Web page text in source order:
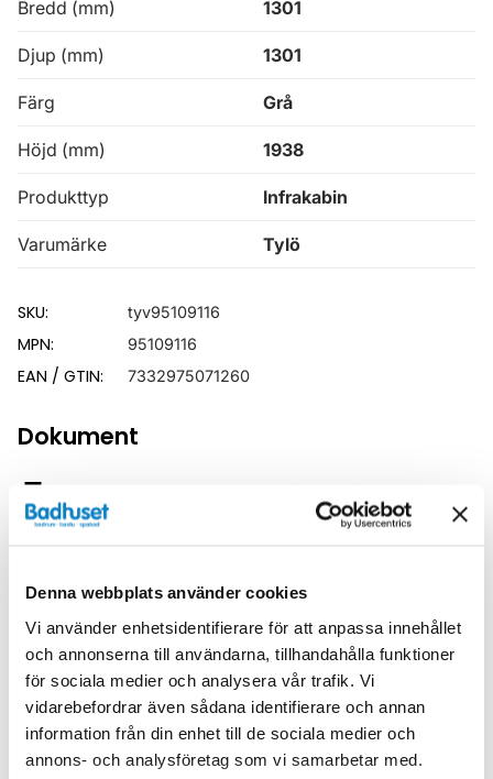
Denna webbplats använder cookies
Vi använder enhetsidentifierare för att anpassa innehållet
och annonserna till användarna, tillhandahålla funktioner
för sociala medier och analysera vår trafik. Vi
vidarebefordrar även sådana identifierare och annan
information från din enhet till de sociala medier och
annons- och analysföretag som vi samarbetar med.
Bredd (mm) 1301
Djup (mm) 1301
Färg Grå
Höjd (mm) 1938
Produkttyp Infrakabin
Varumärke Tylö
SKU: tyv95109116
MPN: 95109116
EAN / GTIN: 7332975071260
Dokument
Bastu / Infraröd bastu